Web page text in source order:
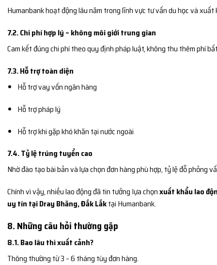
Humanbank hoạt động lâu năm trong lĩnh vực tư vấn du học và xuất
7.2. Chi phí hợp lý – không môi giới trung gian
Cam kết đúng chi phí theo quy định pháp luật, không thu thêm phí
7.3. Hỗ trợ toàn diện
Hỗ trợ vay vốn ngân hàng
Hỗ trợ pháp lý
Hỗ trợ khi gặp khó khăn tại nước ngoài
7.4. Tỷ lệ trúng tuyển cao
Nhờ đào tạo bài bản và lựa chọn đơn hàng phù hợp, tỷ lệ đỗ phỏng
Chính vì vậy, nhiều lao động đã tin tưởng lựa chọnxuất khẩu lao
uy tín tại Dray Bhăng, Đắk Lắktại Humanbank.
8. Những câu hỏi thường gặp
8.1. Bao lâu thì xuất cảnh?
Thông thường từ 3 – 6 tháng tùy đơn hàng.